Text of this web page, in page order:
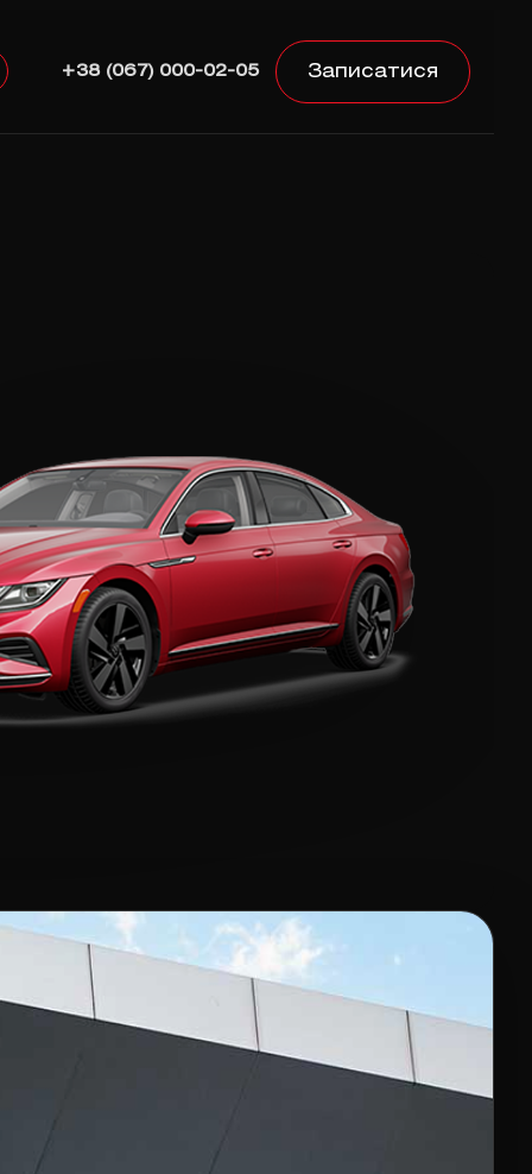
+38 (067) 000-02-05 Записатися